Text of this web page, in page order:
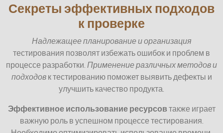
Секреты эффективных подходов
к проверке
Надлежащее планирование и организация
тестирования позволят избежать ошибок и проблем в
процессе разработки. Применение различных методов и
подходовк тестированию поможет выявить дефекты и
улучшить качество продукта.
Эффективное использование ресурсов также играет
важную роль в успешном процессе тестирования.